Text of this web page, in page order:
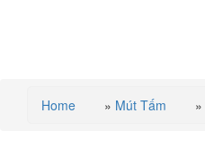
Home » Mút Tấm »